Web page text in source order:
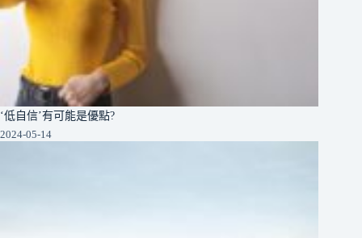
‘低自信’有可能是優點?
2024-05-14